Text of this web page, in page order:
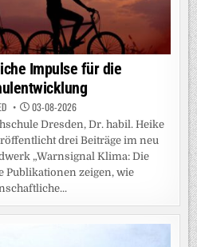
Impulse für die
03-08-2026
Dresden, Dr. habil. Heike
drei Beiträge im neu
„Warnsignal Klima: Die
Publikationen zeigen, wie